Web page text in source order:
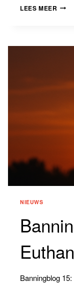
LEES MEER
NIEUWS
Banningblog